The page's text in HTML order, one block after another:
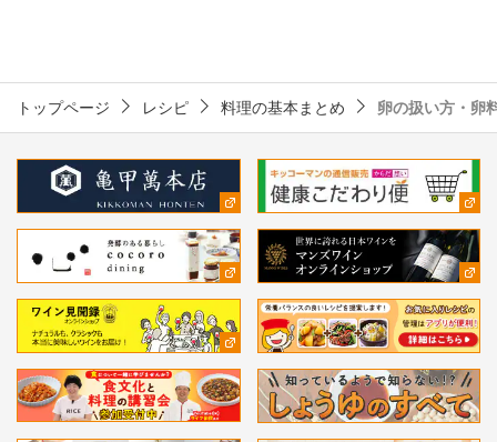
トップページ レシピ 料理の基本まとめ 卵の扱い方・卵